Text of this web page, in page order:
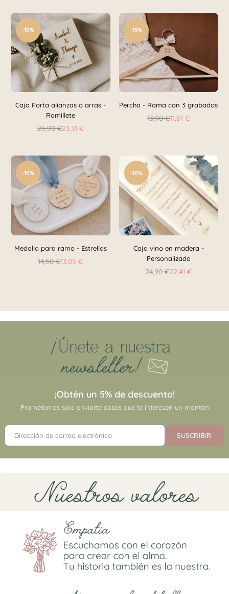
-10%
Caja Porta alianzas o arras -
Ramillete
Precio
25,90 €23,31 €
-15%
Percha - Rama con 3 grabados
Precio
13,90 €11,81 €
-10%
Medalla para ramo - Estrellas
Precio
14,50 €13,05 €
-10%
Caja vino en madera -
Personalizada
Precio
24,90 €22,41 €
¡Obtén un 5% de descuento!
¡Prometemos solo enviarte cosas que te interesen un montón!
SUSCRIBIR